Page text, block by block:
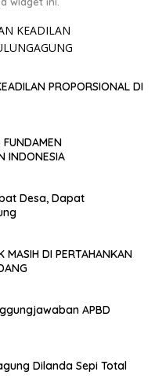
PROPORSIONAL DI
FUNDAMEN
INDONESIA
Desa, Dapat
MASIH DI PERTAHANKAN
APBD
Dilanda Sepi Total